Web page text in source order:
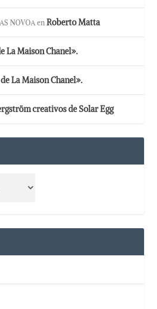
NOVOA enRoberto Matta
La Maison Chanel».
La Maison Chanel».
creativos de Solar Egg